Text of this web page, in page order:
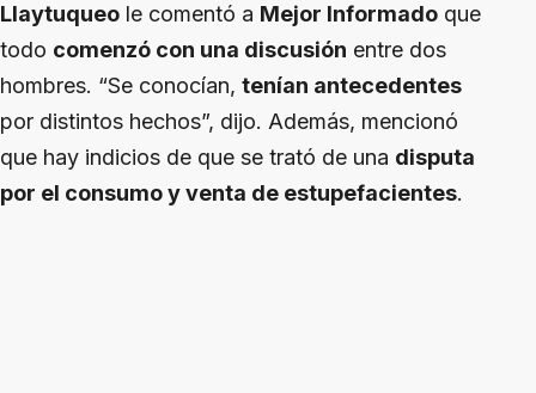
Llaytuqueo le comentó a Mejor Informado que
todo comenzó con una discusión entre dos
hombres. “Se conocían, tenían antecedentes
por distintos hechos”, dijo. Además, mencionó
que hay indicios de que se trató de una disputa
por el consumo y venta de estupefacientes.